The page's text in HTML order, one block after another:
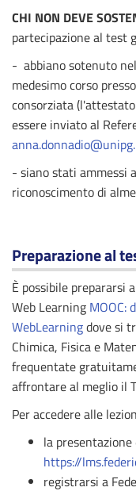
CHI NON DEVE
partecipazione al test
- abbiano sotenuto
medesimo corso
consorziata
essere inviato al
- siano stati ammessi
riconoscimento di
Preparazione al
È possibile prepararsi
Web Learning MOOC:
WebLearningdove si
Chimica, Fisica e
frequentate
affrontare al meglio il
Per accedere alle
la
https://
registrarsi a